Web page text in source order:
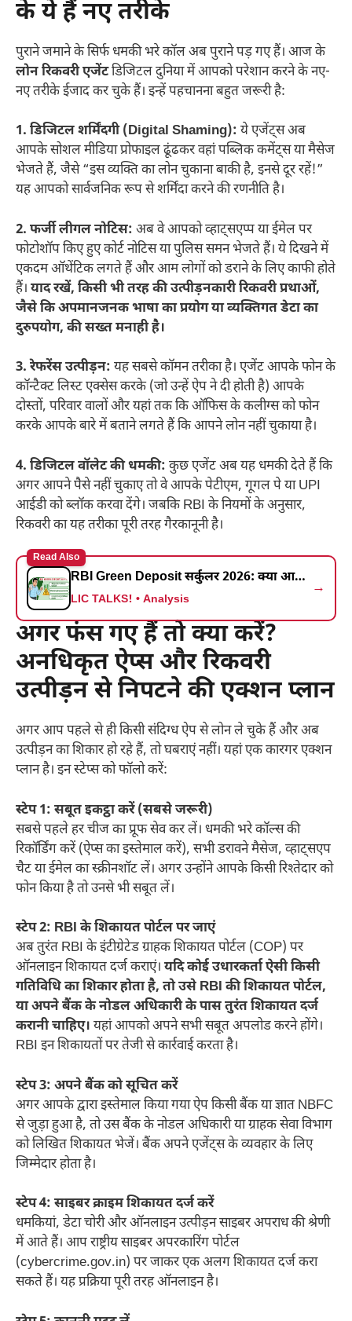
के ये हैं नए तरीके
पुराने जमाने के सिर्फ धमकी भरे कॉल अब पुराने पड़ गए हैं। आज के
लोन रिकवरी एजेंटडिजिटल दुनिया में आपको परेशान करने के नए-
नए तरीके ईजाद कर चुके हैं। इन्हें पहचानना बहुत जरूरी है:
1. डिजिटल शर्मिंदगी (Digital Shaming): ये एजेंट्स अब
आपके सोशल मीडिया प्रोफाइल ढूंढकर वहां पब्लिक कमेंट्स या मैसेज
भेजते हैं, जैसे “इस व्यक्ति का लोन चुकाना बाकी है, इनसे दूर रहें!”
यह आपको सार्वजनिक रूप से शर्मिंदा करने की रणनीति है।
2. फर्जी लीगल नोटिस: अब वे आपको व्हाट्सएप्प या ईमेल पर
फोटोशॉप किए हुए कोर्ट नोटिस या पुलिस समन भेजते हैं। ये दिखने में
एकदम ऑथेंटिक लगते हैं और आम लोगों को डराने के लिए काफी होते
हैं। याद रखें, किसी भी तरह की उत्पीड़नकारी रिकवरी प्रथाओं,
जैसे कि अपमानजनक भाषा का प्रयोग या व्यक्तिगत डेटा का
दुरुपयोग, की सख्त मनाही है।
3. रेफरेंस उत्पीड़न: यह सबसे कॉमन तरीका है। एजेंट आपके फोन के
कॉन्टैक्ट लिस्ट एक्सेस करके (जो उन्हें ऐप ने दी होती है) आपके
दोस्तों, परिवार वालों और यहां तक कि ऑफिस के कलीग्स को फोन
करके आपके बारे में बताने लगते हैं कि आपने लोन नहीं चुकाया है।
4. डिजिटल वॉलेट की धमकी: कुछ एजेंट अब यह धमकी देते हैं कि
अगर आपने पैसे नहीं चुकाए तो वे आपके पेटीएम, गूगल पे या UPI
आईडी को ब्लॉक करवा देंगे। जबकि RBI के नियमों के अनुसार,
रिकवरी का यह तरीका पूरी तरह गैरकानूनी है।
Read Also
RBI Green Deposit सर्कुलर 2026: क्या आपका FD पैसा ‘रिस्की’ प्रोजेक्ट्स में जा रहा है? जानें पूरी सच्चाई!
LIC TALKS! • Analysis
→
अगर फंस गए हैं तो क्या करें?
अनधिकृत ऐप्स और रिकवरी
उत्पीड़न से निपटने की एक्शन प्लान
अगर आप पहले से ही किसी संदिग्ध ऐप से लोन ले चुके हैं और अब
उत्पीड़न का शिकार हो रहे हैं, तो घबराएं नहीं। यहां एक कारगर एक्शन
प्लान है। इन स्टेप्स को फॉलो करें:
स्टेप 1: सबूत इकट्ठा करें (सबसे जरूरी)
सबसे पहले हर चीज का प्रूफ सेव कर लें। धमकी भरे कॉल्स की
रिकॉर्डिंग करें (ऐप्स का इस्तेमाल करें), सभी डरावने मैसेज, व्हाट्सएप
चैट या ईमेल का स्क्रीनशॉट लें। अगर उन्होंने आपके किसी रिश्तेदार को
फोन किया है तो उनसे भी सबूत लें।
स्टेप 2: RBI के शिकायत पोर्टल पर जाएं
अब तुरंत RBI के इंटीग्रेटेड ग्राहक शिकायत पोर्टल (COP) पर
ऑनलाइन शिकायत दर्ज कराएं। यदि कोई उधारकर्ता ऐसी किसी
गतिविधि का शिकार होता है, तो उसे RBI की शिकायत पोर्टल,
या अपने बैंक के नोडल अधिकारी के पास तुरंत शिकायत दर्ज
करानी चाहिए। यहां आपको अपने सभी सबूत अपलोड करने होंगे।
RBI इन शिकायतों पर तेजी से कार्रवाई करता है।
स्टेप 3: अपने बैंक को सूचित करें
अगर आपके द्वारा इस्तेमाल किया गया ऐप किसी बैंक या ज्ञात NBFC
से जुड़ा हुआ है, तो उस बैंक के नोडल अधिकारी या ग्राहक सेवा विभाग
को लिखित शिकायत भेजें। बैंक अपने एजेंट्स के व्यवहार के लिए
जिम्मेदार होता है।
स्टेप 4: साइबर क्राइम शिकायत दर्ज करें
धमकियां, डेटा चोरी और ऑनलाइन उत्पीड़न साइबर अपराध की श्रेणी
में आते हैं। आप राष्ट्रीय साइबर अपरकारिंग पोर्टल
(cybercrime.gov.in) पर जाकर एक अलग शिकायत दर्ज करा
सकते हैं। यह प्रक्रिया पूरी तरह ऑनलाइन है।